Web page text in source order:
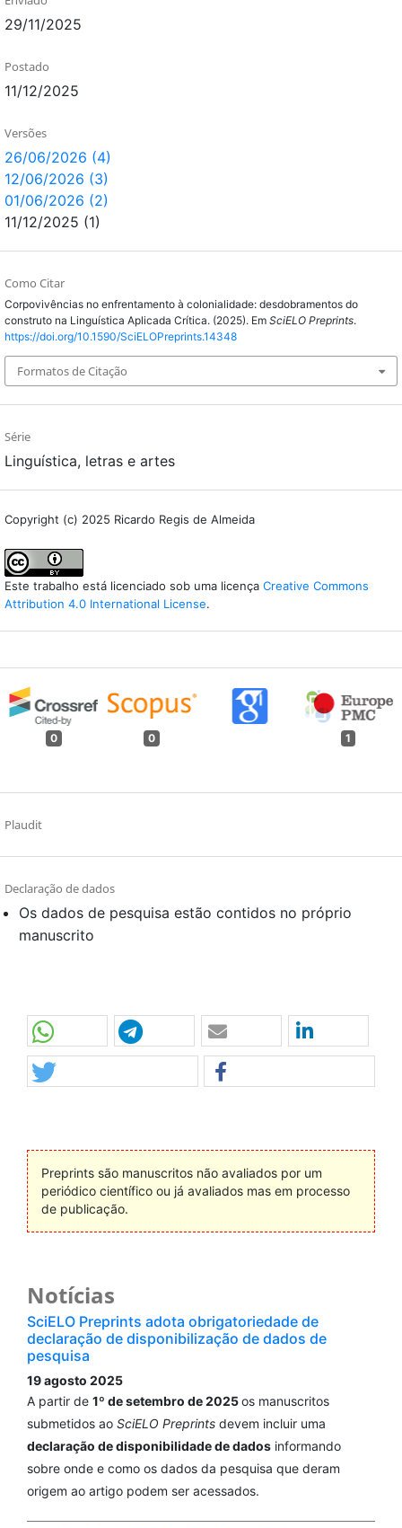
29/11/2025
Postado
11/12/2025
Versões
26/06/2026 (4)
12/06/2026 (3)
01/06/2026 (2)
11/12/2025 (1)
Como Citar
Corpovivências no enfrentamento à colonialidade: desdobramentos do
construto na Linguística Aplicada Crítica. (2025). Em SciELO Preprints.
https://doi.org/10.1590/SciELOPreprints.14348
Formatos de Citação
Série
Linguística, letras e artes
Copyright (c) 2025 Ricardo Regis de Almeida
Este trabalho está licenciado sob uma licença Creative Commons
Attribution 4.0 International License.
0 0 1
Plaudit
Declaração de dados
Os dados de pesquisa estão contidos no próprio
manuscrito
Preprints são manuscritos não avaliados por um
periódico científico ou já avaliados mas em processo
de publicação.
Notícias
SciELO Preprints adota obrigatoriedade de
declaração de disponibilização de dados de
pesquisa
19 agosto 2025
A partir de 1º de setembro de 2025os manuscritos
submetidos ao SciELO Preprints devem incluir uma
declaração de disponibilidade de dados informando
sobre onde e como os dados da pesquisa que deram
origem ao artigo podem ser acessados.